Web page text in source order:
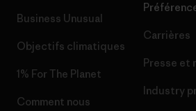
Business Unusual
Objectifs climatiques
1% For The Planet
Comment nous
Carrières
Presse et
Industry